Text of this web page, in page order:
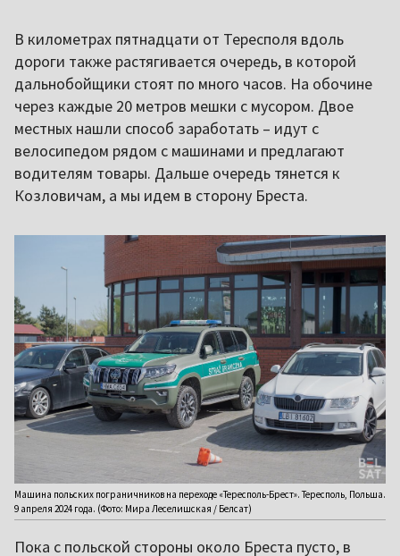
В километрах пятнадцати от Тересполя вдоль
дороги также растягивается очередь, в которой
дальнобойщики стоят по много часов. На обочине
через каждые 20 метров мешки с мусором. Двое
местных нашли способ заработать – идут с
велосипедом рядом с машинами и предлагают
водителям товары. Дальше очередь тянется к
Козловичам, а мы идем в сторону Бреста.
Машина польских пограничников на переходе «Тересполь-Брест». Тересполь, Польша.
9 апреля 2024 года. (Фото: Мира Леселишская / Белсат)
Пока с польской стороны около Бреста пусто, в